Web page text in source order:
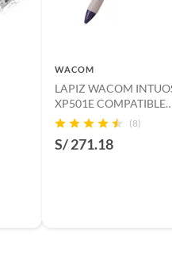
WACOM
LAPIZ WACOM INTUOS2
XP501E COMPATIBLE
CON INTUOS CINTIQ P-
(8)
S/ 271.18